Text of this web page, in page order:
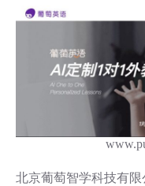
北京葡萄智学科技有